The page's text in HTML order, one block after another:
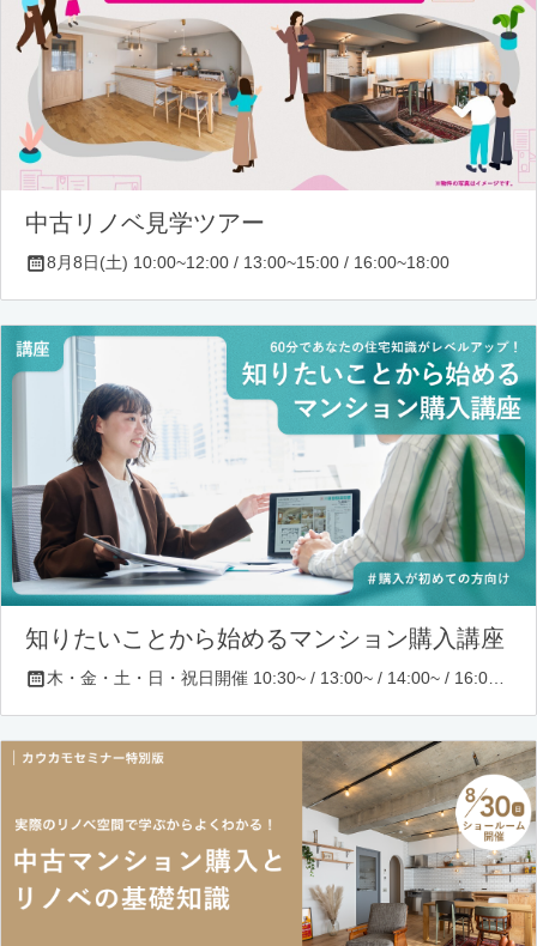
中古リノベ見学ツアー
8月8日(土) 10:00~12:00 / 13:00~15:00 / 16:00~18:00
知りたいことから始めるマンション購入講座
木・金・土・日・祝日開催 10:30~ / 13:00~ / 14:00~ / 16:00~ / 17:00~/ 18:30~/ 19:30~